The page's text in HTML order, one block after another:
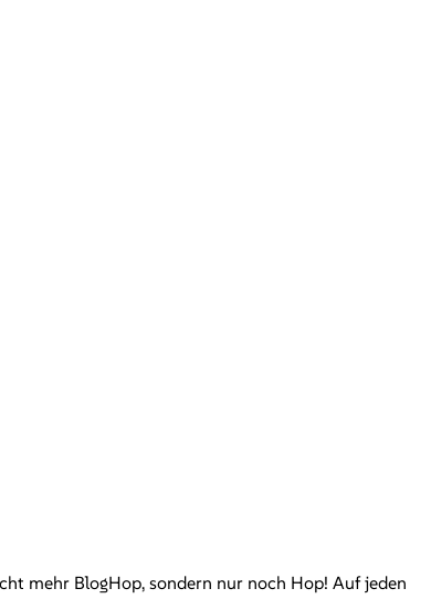
mehr BlogHop, sondern nur noch Hop! Auf jeden